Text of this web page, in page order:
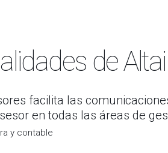
de
facilita las
en todas las áreas de
y contable